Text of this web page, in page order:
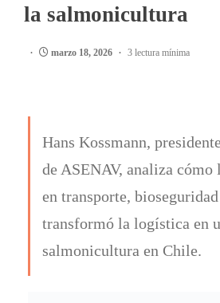
la salmonicultura
marzo 18, 2026 3 lectura mínima
Hans Kossmann,
de ASENAV, analiza cómo
en transporte,
transformó la logística en
salmonicultura en Chile.